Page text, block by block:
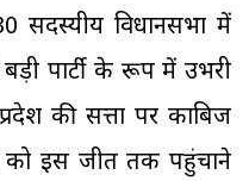
सदस्यीय विधानसभा में
पार्टी के रूप में उभरी
की सत्ता पर काबिज
को इस जीत तक पहुंचाने